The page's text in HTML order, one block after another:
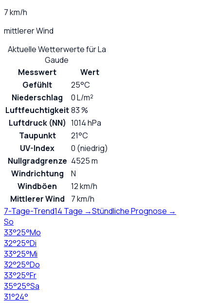
7 km/h
mittlerer Wind
Aktuelle Wetterwerte fürLa
Gaude
Messwert
Wert
Gefühlt
25°C
Niederschlag
0 L/m²
Luftfeuchtigkeit83 %
Luftdruck (NN) 1014 hPa
Taupunkt
21°C
UV-Index
0 (niedrig)
Nullgradgrenze 4525 m
Windrichtung
N
Windböen
12 km/h
Mittlerer Wind
7 km/h
7-Tage-Trend14 Tage →Stündliche Prognose →
So
33°25°Mo
32°25°Di
33°25°Mi
32°25°Do
33°25°Fr
35°25°Sa
31°24°